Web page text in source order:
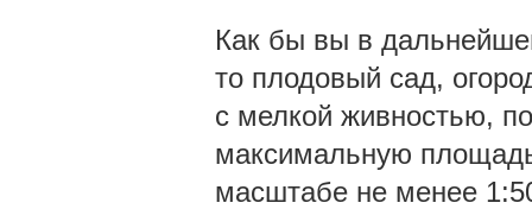
Как бы вы в
то плодовый сад,
с мелкой живностью,
максимальную
масштабе не менее